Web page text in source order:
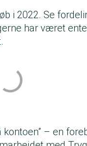
i 2022. Se
har været
– en